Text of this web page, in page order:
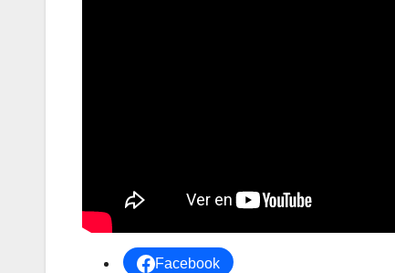
Facebook